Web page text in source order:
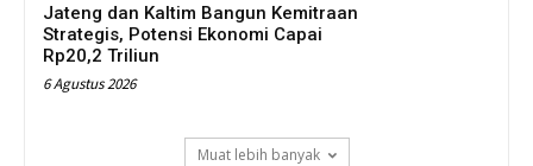
Jateng dan Kaltim Bangun Kemitraan
Strategis, Potensi Ekonomi Capai
Rp20,2 Triliun
6 Agustus 2026
Muat lebih banyak